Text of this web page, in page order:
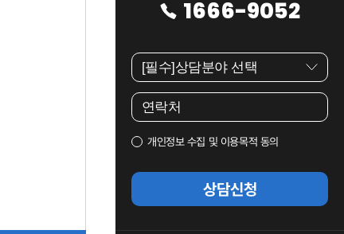
1666-9052
개인정보 수집 및 이용목적 동의
상담신청